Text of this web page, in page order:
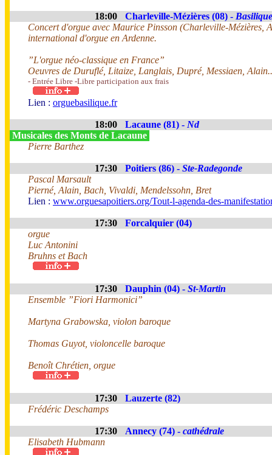
18:00 Charleville-Mézières (08) -
Concert d'orgue avec Maurice Pinsson (Charleville-Mézières,
international d'orgue en Ardenne.
”L'orgue néo-classique en France”
Oeuvres de Duruflé, Litaize, Langlais, Dupré, Messiaen,
- Entrée Libre -Libre participation aux frais
Lien : orguebasilique.fr
18:00 Lacaune (81) - Nd
Musicales des Monts de Lacaune
Pierre Barthez
17:30 Poitiers (86) - Ste-Radegonde
Pascal Marsault
Pierné, Alain, Bach, Vivaldi, Mendelssohn, Bret
Lien : www.orguesapoitiers.org/Tout-l-agenda-des-
17:30
Forcalquier (04)
orgue
Luc Antonini
Bruhns et Bach
17:30 Dauphin (04) - St-Martin
Ensemble ”Fiori Harmonici”
Martyna Grabowska, violon baroque
Thomas Guyot, violoncelle baroque
Benoît Chrétien, orgue
17:30
Lauzerte (82)
Frédéric Deschamps
17:30 Annecy (74) - cathédrale
Elisabeth Hubmann